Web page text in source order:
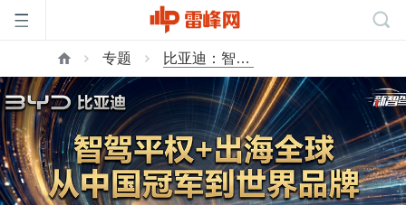
首
页
雷
专题 比亚迪：智驾平权+出海全球，从中国冠军到世界品牌